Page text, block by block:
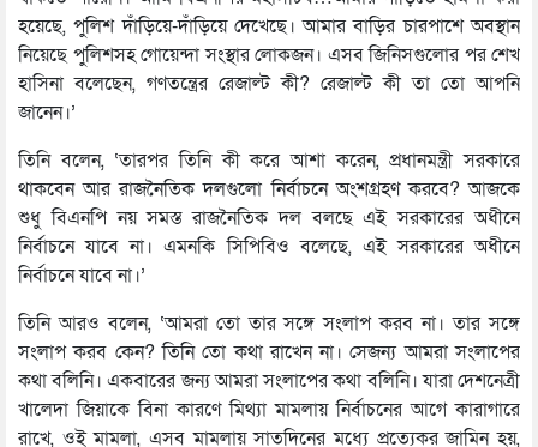
হয়েছে, পুলিশ দাঁড়িয়ে-দাঁড়িয়ে দেখেছে। আমার বাড়ির চারপাশে অবস্থান
নিয়েছে পুলিশসহ গোয়েন্দা সংস্থার লোকজন। এসব জিনিসগুলোর পর শেখ
হাসিনা বলেছেন, গণতন্ত্রের রেজাল্ট কী? রেজাল্ট কী তা তো আপনি
জানেন।’
তিনি বলেন, ‘তারপর তিনি কী করে আশা করেন, প্রধানমন্ত্রী সরকারে
থাকবেন আর রাজনৈতিক দলগুলো নির্বাচনে অংশগ্রহণ করবে? আজকে
শুধু বিএনপি নয় সমস্ত রাজনৈতিক দল বলছে এই সরকারের অধীনে
নির্বাচনে যাবে না। এমনকি সিপিবিও বলেছে, এই সরকারের অধীনে
নির্বাচনে যাবে না।’
তিনি আরও বলেন, ‘আমরা তো তার সঙ্গে সংলাপ করব না। তার সঙ্গে
সংলাপ করব কেন? তিনি তো কথা রাখেন না। সেজন্য আমরা সংলাপের
কথা বলিনি। একবারের জন্য আমরা সংলাপের কথা বলিনি। যারা দেশনেত্রী
খালেদা জিয়াকে বিনা কারণে মিথ্যা মামলায় নির্বাচনের আগে কারাগারে
রাখে, ওই মামলা, এসব মামলায় সাতদিনের মধ্যে প্রত্যেকর জামিন হয়,